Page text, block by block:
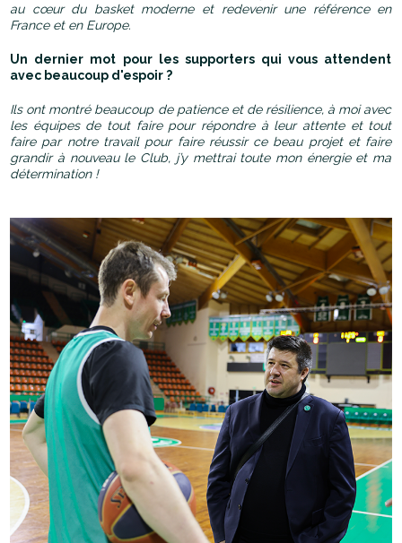
au cœur du basket moderne et redevenir une référence en
France et en Europe.
Un dernier mot pour les supporters qui vous attendent
avec beaucoup d'espoir ?
Ils ont montré beaucoup de patience et de résilience, à moi avec
les équipes de tout faire pour répondre à leur attente et tout
faire par notre travail pour faire réussir ce beau projet et faire
grandir à nouveau le Club, j’y mettrai toute mon énergie et ma
détermination !